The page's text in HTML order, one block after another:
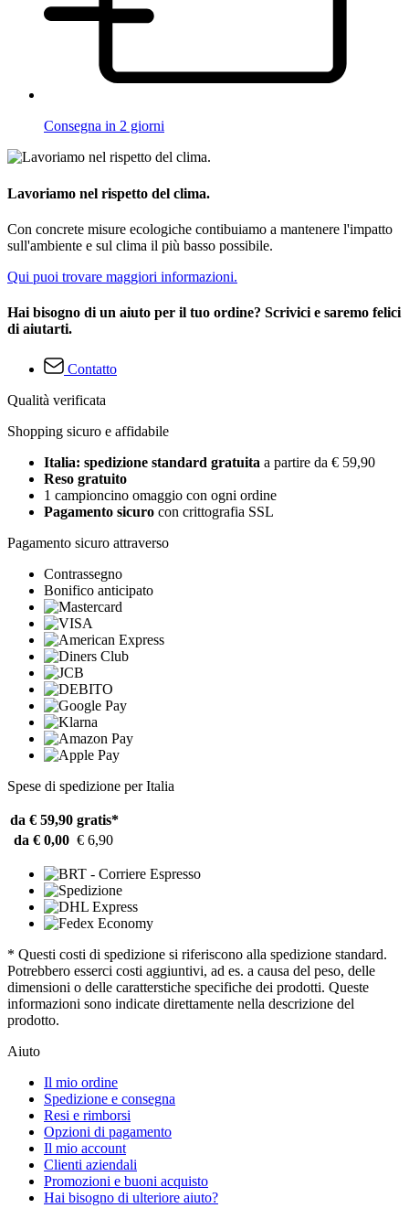
Consegna in 2 giorni
Lavoriamo nel rispetto del clima.
Con concrete misure ecologiche contibuiamo a mantenere l'impatto
sull'ambiente e sul clima il più basso possibile.
Qui puoi trovare maggiori informazioni.
Hai bisogno di un aiuto per il tuo ordine? Scrivici e saremo felici
di aiutarti.
Contatto
Qualità verificata
Shopping sicuro e affidabile
Italia: spedizione standard gratuita a partire da € 59,90
Reso gratuito
1 campioncino omaggio con ogni ordine
Pagamento sicuro con crittografia SSL
Pagamento sicuro attraverso
Contrassegno
Bonifico anticipato
Spese di spedizione per Italia
da € 59,90 gratis*
da € 0,00 € 6,90
* Questi costi di spedizione si riferiscono alla spedizione standard.
Potrebbero esserci costi aggiuntivi, ad es. a causa del peso, delle
dimensioni o delle caratterstiche specifiche dei prodotti. Queste
informazioni sono indicate direttamente nella descrizione del
prodotto.
Aiuto
Il mio ordine
Spedizione e consegna
Resi e rimborsi
Opzioni di pagamento
Il mio account
Clienti aziendali
Promozioni e buoni acquisto
Hai bisogno di ulteriore aiuto?